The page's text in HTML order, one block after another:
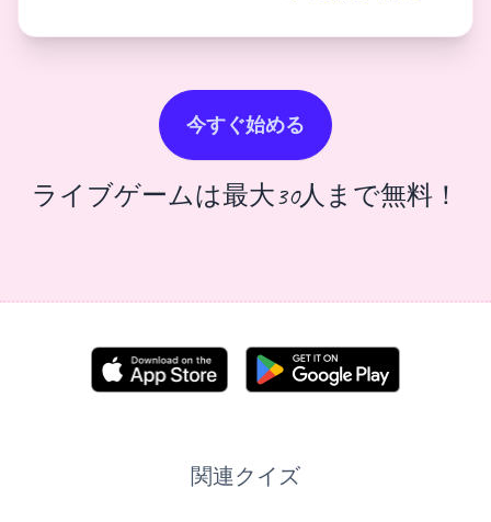
今すぐ始める
ライブゲームは最大30人まで無料！
関連クイズ